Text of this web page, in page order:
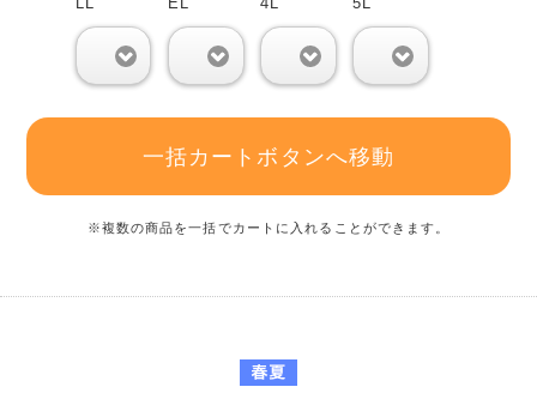
一括カートボタンへ移動
※複数の商品を一括でカートに入れることができます。